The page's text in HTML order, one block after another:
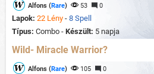
Alfons (Rare) 53 0
Lapok: 22 Lény - 8 Spell
Típus: Combo - Készült: 5 napja
Wild- Miracle Warrior?
Alfons (Rare) 105 0